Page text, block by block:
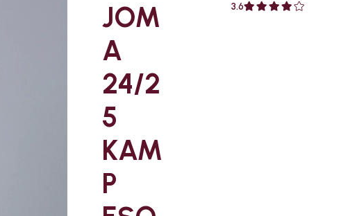
JOM
A
24/2
5
KAM
P
3.6